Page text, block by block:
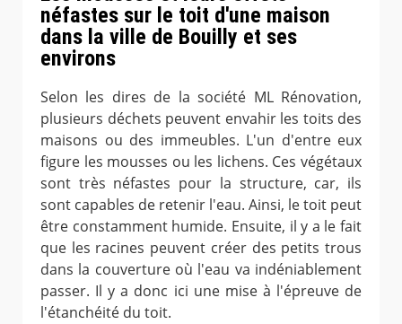
néfastes sur le toit d'une maison
dans la ville de Bouilly et ses
environs
Selon les dires de la société ML Rénovation,
plusieurs déchets peuvent envahir les toits des
maisons ou des immeubles. L'un d'entre eux
figure les mousses ou les lichens. Ces végétaux
sont très néfastes pour la structure, car, ils
sont capables de retenir l'eau. Ainsi, le toit peut
être constamment humide. Ensuite, il y a le fait
que les racines peuvent créer des petits trous
dans la couverture où l'eau va indéniablement
passer. Il y a donc ici une mise à l'épreuve de
l'étanchéité du toit.